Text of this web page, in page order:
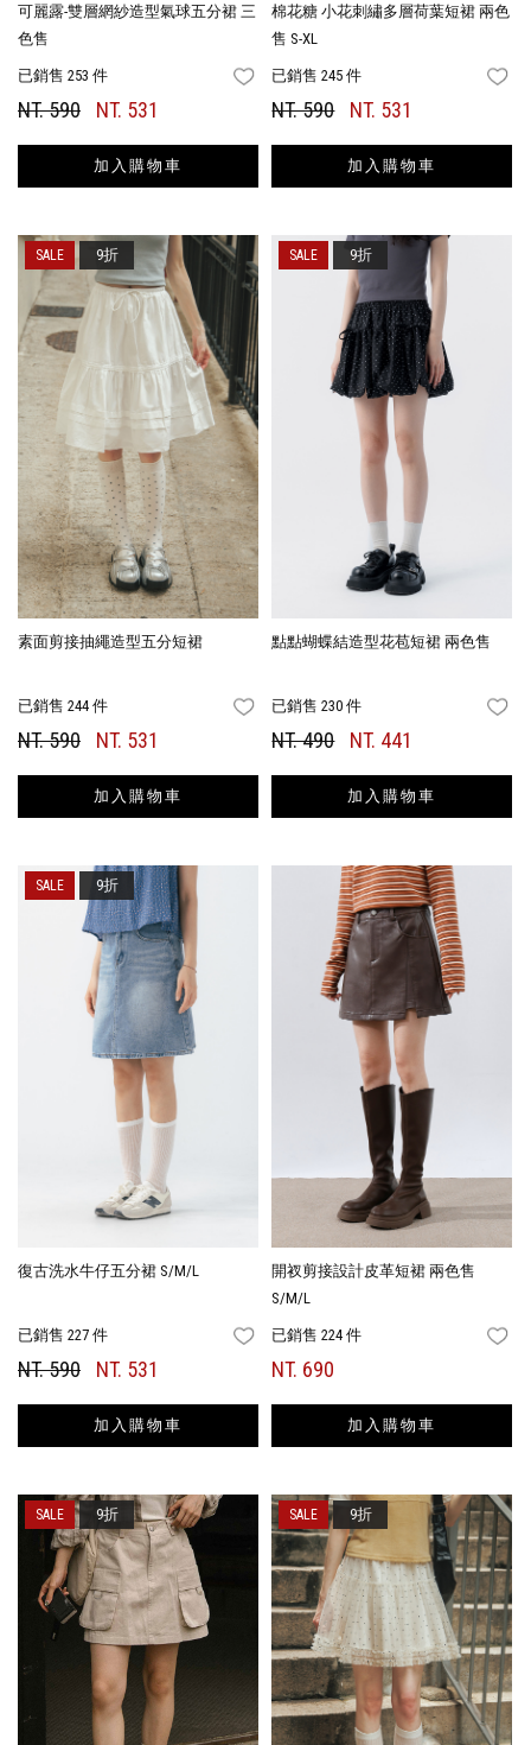
可麗露-雙層網紗造型氣球五分裙 三
色售
已銷售 253 件 FAVORITES
NT. 590 NT. 531
加入購物車
棉花糖 小花刺繡多層荷葉短裙 兩色
售 S-XL
已銷售 245 件
NT. 590 NT. 531
加入購物車
素面剪接抽繩造型五分短裙
已銷售 244 件 FAVORITES
NT. 590 NT. 531
加入購物車
9折
點點蝴蝶結造型花苞短裙 兩色售
已銷售 230 件
NT. 490 NT. 441
加入購物車
9折
復古洗水牛仔五分裙 S/M/L
已銷售 227 件 FAVORITES
NT. 590 NT. 531
加入購物車
9折
開衩剪接設計皮革短裙 兩色售
S/M/L
已銷售 224 件
NT. 690
加入購物車
9折 9折